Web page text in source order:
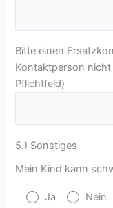
Bitte einen
Kontaktperson nicht
Pflichtfeld)
5.) Sonstiges
Mein Kind kann
Ja Nein